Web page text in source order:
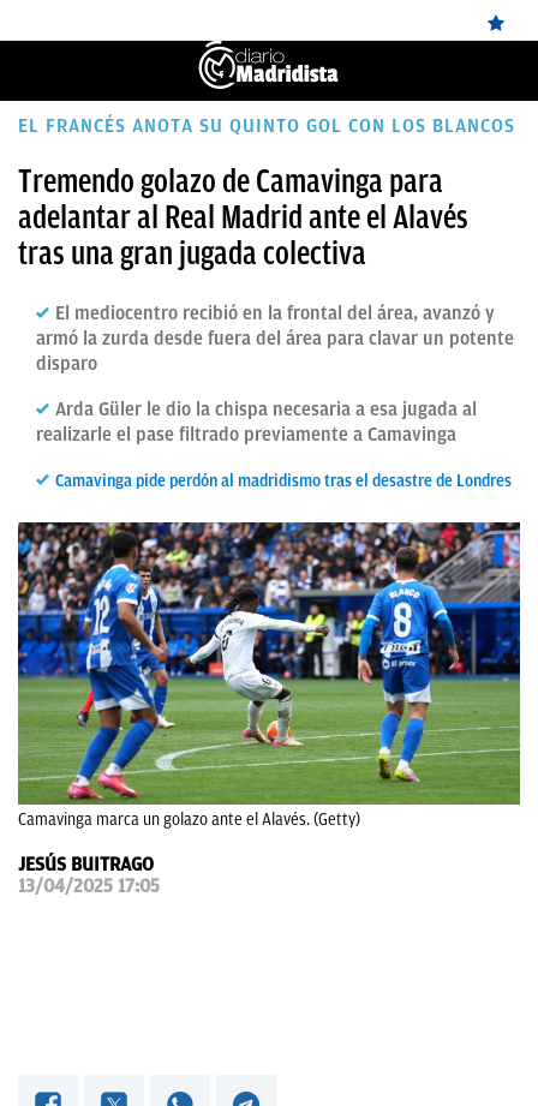
ÚLTIMAS
REAL
MADRID
CANTERA
DIRECTO
FEMENINO
PAPARAZZI
OKDIARIO
EL FRANCÉS ANOTA SU QUINTO GOL CON LOS BLANCOS
Tremendo golazo de Camavinga para
adelantar al Real Madrid ante el Alavés
tras una gran jugada colectiva
El mediocentro recibió en la frontal del área, avanzó y
armó la zurda desde fuera del área para clavar un potente
disparo
Arda Güler le dio la chispa necesaria a esa jugada al
realizarle el pase filtrado previamente a Camavinga
Camavinga pide perdón al madridismo tras el desastre de Londres
Camavinga marca un golazo ante el Alavés. (Getty)
JESÚS BUITRAGO
13/04/2025 17:05